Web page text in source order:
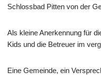
Schlossbad Pitten von der
Als kleine Anerkennung für
Kids und die Betreuer im
Eine Gemeinde, ein